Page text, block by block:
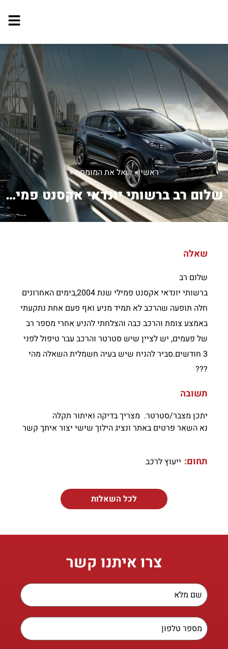
ראשי»שאל את המומחה»
שלום רב ברשותי יונדאי אקסנט פמילי שנ...
שאלה
שלום רב
ברשותי יונדאי אקסנט פמילי שנת 2004,בימים האחרונים
חלה תופעה שהרכב לא תמיד מניע ואף פעם אחת נתקעתי
באמצע צומת והרכב כבה והצלחתי להניע אחרי מספר רב
של פעמים, יש לציין שיש סטרטר והרכב עבר טיפול לפני
3 חודשים.סביר להניח שיש בעיה חשמלית השאלה מהי
???
תשובה
יתכן מצבר/סטרטר. מצריך בדיקה ואיתור תקלה
נא השאר פרטים באתר ונציג הילוך שישי יצור איתך קשר
תחום: ייעוץ לרכב
לכל השאלות
צרו איתנו קשר